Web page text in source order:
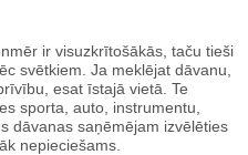
ir visuzkrītošākās, taču tieši
svētkiem. Ja meklējat dāvanu,
esat īstajā vietā. Te
sporta, auto, instrumentu,
dāvanas saņēmējam izvēlēties
nepieciešams.